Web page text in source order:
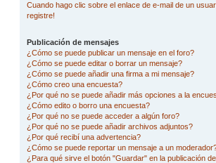
Cuando hago clic sobre el enlace de e-mail de un
registre!
Publicación de mensajes
¿Cómo se puede publicar un mensaje en el foro?
¿Cómo se puede editar o borrar un mensaje?
¿Cómo se puede añadir una firma a mi mensaje?
¿Cómo creo una encuesta?
¿Por qué no se puede añadir más opciones a la
¿Cómo edito o borro una encuesta?
¿Por qué no se puede acceder a algún foro?
¿Por qué no se puede añadir archivos adjuntos?
¿Por qué recibí una advertencia?
¿Cómo se puede reportar un mensaje a un
¿Para qué sirve el botón "Guardar" en la publicación